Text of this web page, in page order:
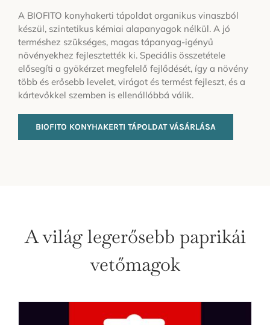
A BIOFITO konyhakerti tápoldat organikus vinaszból
készül, szintetikus kémiai alapanyagok nélkül. A jó
terméshez szükséges, magas tápanyag-igényű
növényekhez fejlesztették ki. Speciális összetétele
elősegíti a gyökérzet megfelelő fejlődését, így a növény
több és erősebb levelet, virágot és termést fejleszt, és a
kártevőkkel szemben is ellenállóbbá válik.
BIOFITO KONYHAKERTI TÁPOLDAT VÁSÁRLÁSA
A világ legerősebb paprikái
vetőmagok